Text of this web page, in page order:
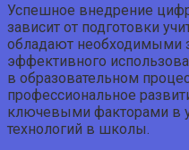
Успешное внедрение
зависит от подготовки
обладают необходимыми
эффективного
в образовательном
профессиональное
ключевыми факторами в
технологий в школы.